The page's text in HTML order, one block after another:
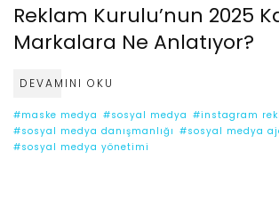
Reklam Kurulu’nun 2025
Markalara Ne Anlatıyor?
DEVAMINI OKU
#maske medya #sosyal medya #instagram
#sosyal medya danışmanlığı #sosyal medya
#sosyal medya yönetimi